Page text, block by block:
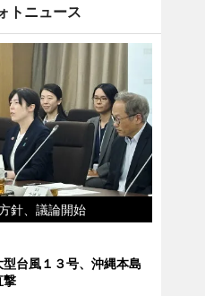
トニュース
針、議論開始
型台風１３号、沖縄本島
撃